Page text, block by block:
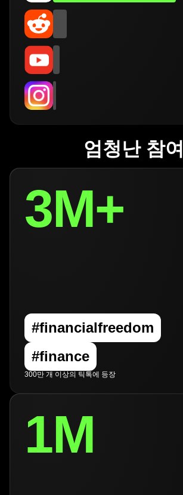
엄청난 참여
3M+
#financialfreedom
#finance
300만 개 이상의 틱톡에 등장
1M